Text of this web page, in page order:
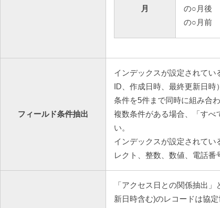
月
の○月後
の○月前
フィールド条件抽出
インデックスが設定されて
ID、作成日時、最終更新日
条件を5件まで同時に組み合
複数条件がある場合、「すべ
い。
インデックスが設定されて
レクト、整数、数値、電話
「アクセス日との関係抽出
新日時含む)のレコードは協